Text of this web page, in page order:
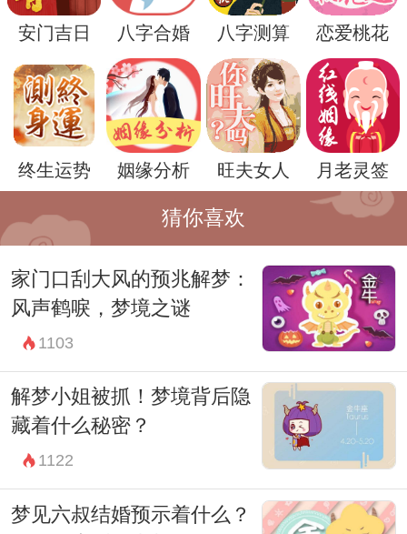
具体含义。如果梦中的男婴小便发生在一个
干净整洁的环境中，可能意味着你对新生活
状态的积极接受和准备；而如果发生在混乱
或者污秽的场所，则可能提示你需要清理心
灵上的困扰和不安。
对于每个人来说，解梦的过程是一种自我探
索和心灵治愈的方式。通过理解梦境中的象
征和隐喻，我们可以更好地认识自己的内心
世界，找到内心深处的平衡和和谐。
总之，梦见男婴小便并不是简单的象征，而
是潜藏着丰富而深刻的内涵。它提醒我们关
注自己内心的需求和情感状态，引导我们朝
着更加积极和有意义的生活方向前进。
因此，当你遇到这样的梦境时，不妨停下
来，深入思考其可能的象征意义，从而更好
安门吉日 八字合婚 八字测算 恋爱桃花
终生运势 姻缘分析 旺夫女人 月老灵签
猜你喜欢
家门口刮大风的预兆解梦：
风声鹤唳，梦境之谜
1103
解梦小姐被抓！梦境背后隐
藏着什么秘密？
1122
梦见六叔结婚预示着什么？